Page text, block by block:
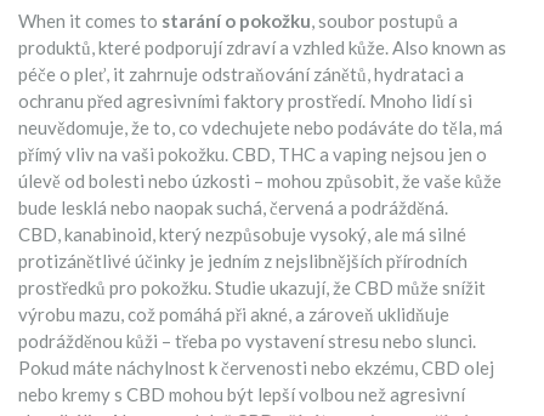
When it comes to starání o pokožku,soubor postupů a
produktů, které podporují zdraví a vzhled kůže. Also known as
péče o pleť, it zahrnuje odstraňování zánětů, hydrataci a
ochranu před agresivními faktory prostředí. Mnoho lidí si
neuvědomuje, že to, co vdechujete nebo podáváte do těla, má
přímý vliv na vaši pokožku. CBD, THC a vaping nejsou jen o
úlevě od bolesti nebo úzkosti – mohou způsobit, že vaše kůže
bude lesklá nebo naopak suchá, červená a podrážděná.
CBD,kanabinoid, který nezpůsobuje vysoký, ale má silné
protizánětlivé účinky je jedním z nejslibnějších přírodních
prostředků pro pokožku. Studie ukazují, že CBD může snížit
výrobu mazu, což pomáhá při akné, a zároveň uklidňuje
podrážděnou kůži – třeba po vystavení stresu nebo slunci.
Pokud máte náchylnost k červenosti nebo ekzému, CBD olej
nebo kremy s CBD mohou být lepší volbou než agresivní